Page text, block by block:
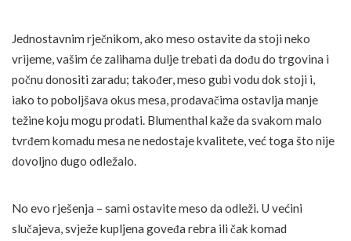
Jednostavnim rječnikom, ako meso ostavite da stoji neko
vrijeme, vašim će zalihama dulje trebati da dođu do trgovina i
počnu donositi zaradu; također, meso gubi vodu dok stoji i,
iako to poboljšava okus mesa, prodavačima ostavlja manje
težine koju mogu prodati. Blumenthal kaže da svakom malo
tvrđem komadu mesa ne nedostaje kvalitete, već toga što nije
dovoljno dugo odležalo.
No evo rješenja – sami ostavite meso da odleži. U većini
slučajeva, svježe kupljena goveđa rebra ili čak komad